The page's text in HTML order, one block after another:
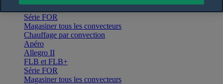
Série FOR
Magasiner tous les convecteurs
Chauffage par convection
Apéro
Allegro II
FLB et FLB+
Série FOR
Magasiner tous les convecteurs